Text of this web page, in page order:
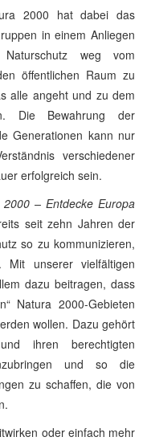
2000 hat dabei das
in einem Anliegen
weg vom
öffentlichen Raum zu
alle angeht und zu dem
Die Bewahrung der
Generationen kann nur
verschiedener
erfolgreich sein.
– Entdecke Europa
seit zehn Jahren der
so zu kommunizieren,
Mit unserer vielfältigen
dazu beitragen, dass
Natura 2000-Gebieten
wollen. Dazu gehört
ihren berechtigten
und so die
zu schaffen, die von
oder einfach mehr